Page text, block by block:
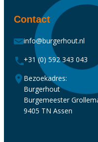
Contact
info@burgerhout.nl
+31 (0) 592 343 043
Bezoekadres:
Burgerhout
Burgemeester
9405 TN Assen